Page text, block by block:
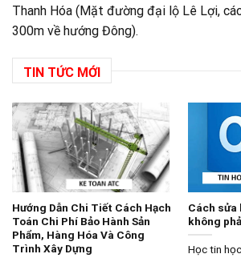
Thanh Hóa (Mặt đường đại lộ Lê Lợi,
300m về hướng Đông).
TIN TỨC MỚI
Hướng Dẫn Chi Tiết Cách Hạch
Toán Chi Phí Bảo Hành Sản
Phẩm, Hàng Hóa Và Công
Trình Xây Dựng
Cách
không
Học tin